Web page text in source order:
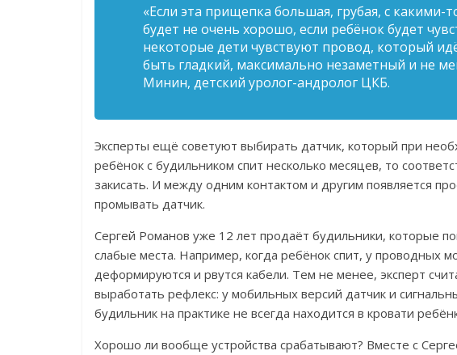
«Если эта прищепка большая, грубая, с
будет не очень хорошо, если ребёнок будет
некоторые дети чувствуют провод, который
быть гладкий, максимально незаметный и не
Минин, детский уролог-андролог ЦКБ.
Эксперты ещё советуют выбирать датчик, который при
ребёнок с будильником спит несколько месяцев, то
закисать. И между одним контактом и другим появляется
промывать датчик.
Сергей Романов уже 12 лет продаёт будильники, которые
слабые места. Например, когда ребёнок спит, у проводных
деформируются и рвутся кабели. Тем не менее, эксперт
выработать рефлекс: у мобильных версий датчик и
будильник на практике не всегда находится в кровати
Хорошо ли вообще устройства срабатывают? Вместе с